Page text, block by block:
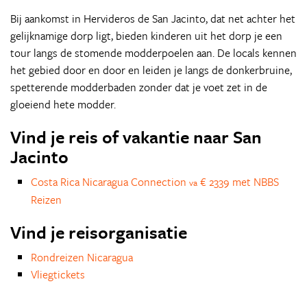
Bij aankomst in Hervideros de San Jacinto, dat net achter het
gelijknamige dorp ligt, bieden kinderen uit het dorp je een
tour langs de stomende modderpoelen aan. De locals kennen
het gebied door en door en leiden je langs de donkerbruine,
spetterende modderbaden zonder dat je voet zet in de
gloeiend hete modder.
Vind je reis of vakantie naar San
Jacinto
Costa Rica Nicaragua Connection va € 2339 met NBBS
Reizen
Vind je reisorganisatie
Rondreizen Nicaragua
Vliegtickets